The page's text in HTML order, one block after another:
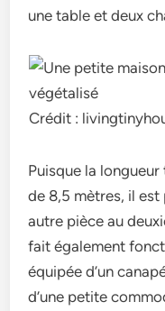
une table et deux
Crédit :
Puisque la
de 8,5 mètres, il
autre pièce au
fait également
équipée d’un
d’une petite